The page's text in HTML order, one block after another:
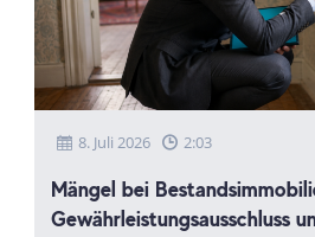
8. Juli 2026 2:03
Mängel bei
Gewährleistungsausschluss